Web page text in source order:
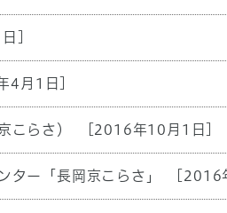
]
4月1日]
こらさ） [2016年10月1日]
ター「長岡京こらさ」 [2016